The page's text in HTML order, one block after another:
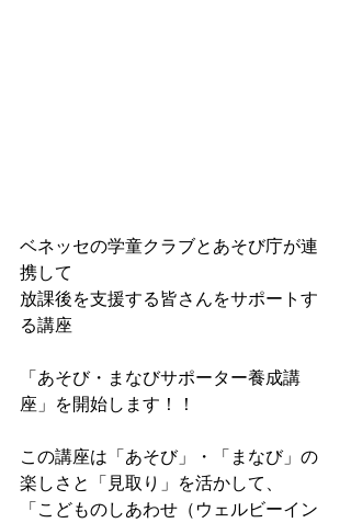
ベネッセの学童クラブとあそび庁が連
携して
放課後を支援する皆さんをサポートす
る講座
「あそび・まなびサポーター養成講
座」を開始します！！
この講座は「あそび」・「まなび」の
楽しさと「見取り」を活かして、
「こどものしあわせ（ウェルビーイン